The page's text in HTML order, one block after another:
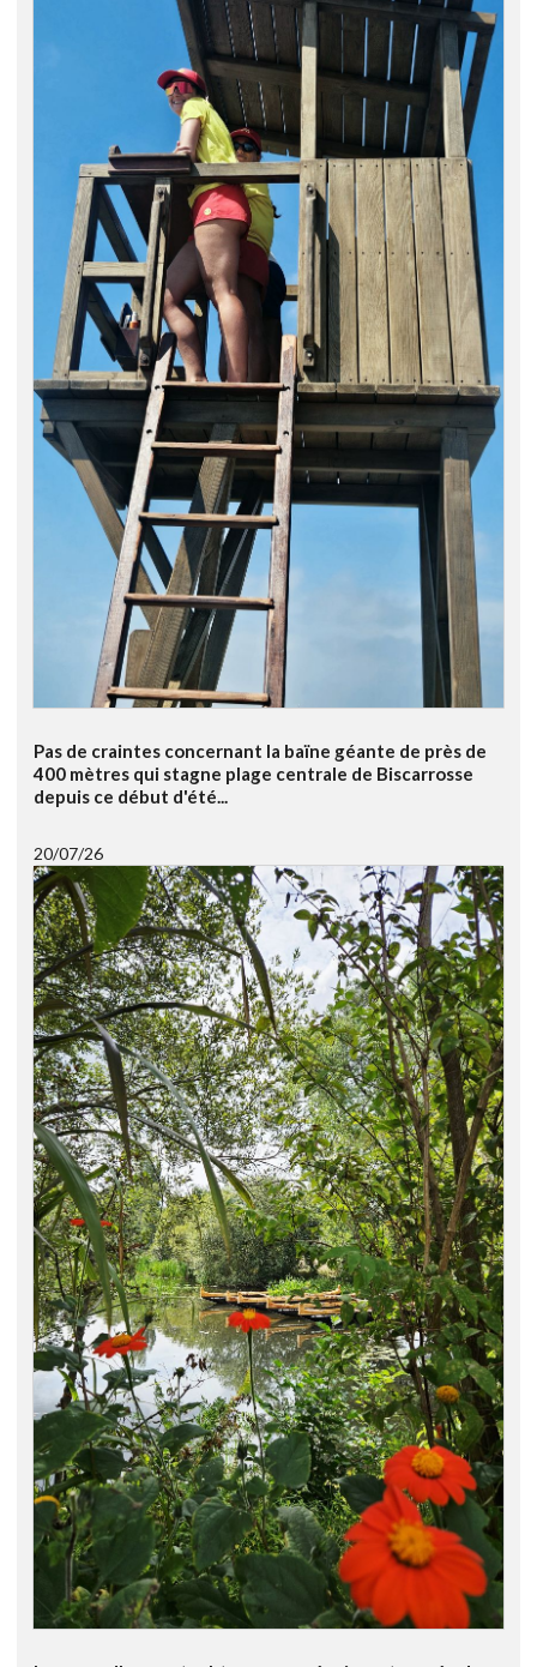
Pas de craintes concernant la baïne géante de près de
400 mètres qui stagne plage centrale de Biscarrosse
depuis ce début d'été...
20/07/26